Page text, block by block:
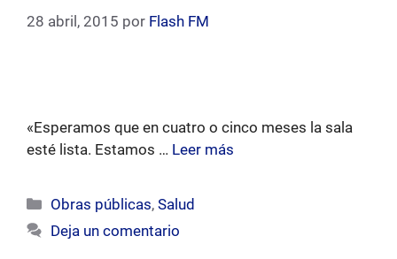
28 abril, 2015 por Flash FM
«Esperamos que en cuatro o cinco meses la sala
esté lista. Estamos … Leer más
Categorías
Obras públicas,Salud
Deja un comentario